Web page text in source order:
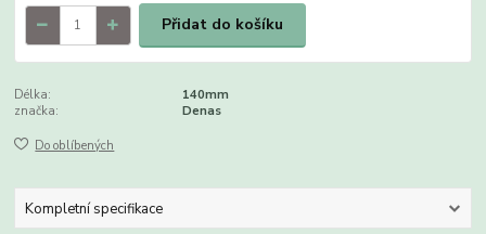
Přidat do košíku
Délka:
140mm
značka:
Denas
Do oblíbených
Kompletní specifikace